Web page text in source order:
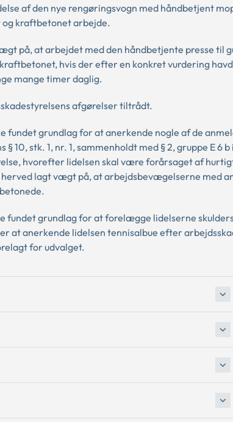
af den nye rengøringsvogn med håndbetjent
kraftbetonet arbejde.
på, at arbejdet med den håndbetjente presse til
hvis der efter en konkret vurdering
mange timer daglig.
afgørelser tiltrådt.
fundet grundlag for at anerkende nogle af de
10, stk. 1, nr. 1, sammenholdt med § 2, gruppe E 6
hvorefter lidelsen skal være forårsaget af
lagt vægt på, at arbejdsbevægelserne med
fundet grundlag for at forelægge lidelserne
at anerkende lidelsen tennisalbue efter
for udvalget.